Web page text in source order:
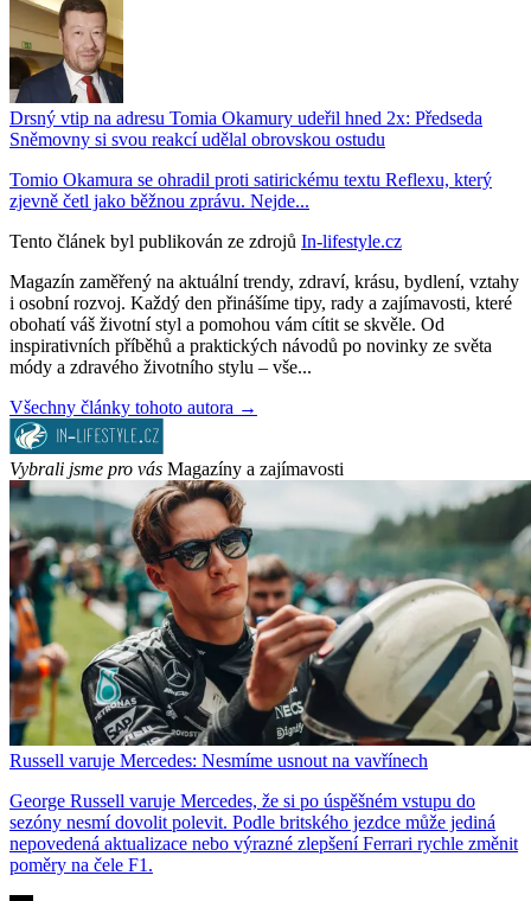
Drsný vtip na adresu Tomia Okamury udeřil hned 2x: Předseda
Sněmovny si svou reakcí udělal obrovskou ostudu
Tomio Okamura se ohradil proti satirickému textu Reflexu, který
zjevně četl jako běžnou zprávu. Nejde...
Tento článek byl publikován ze zdrojů In-lifestyle.cz
Magazín zaměřený na aktuální trendy, zdraví, krásu, bydlení, vztahy
i osobní rozvoj. Každý den přinášíme tipy, rady a zajímavosti, které
obohatí váš životní styl a pomohou vám cítit se skvěle. Od
inspirativních příběhů a praktických návodů po novinky ze světa
módy a zdravého životního stylu – vše...
Všechny články tohoto autora →
Vybrali jsme pro vás Magazíny a zajímavosti
Russell varuje Mercedes: Nesmíme usnout na vavřínech
George Russell varuje Mercedes, že si po úspěšném vstupu do
sezóny nesmí dovolit polevit. Podle britského jezdce může jediná
nepovedená aktualizace nebo výrazné zlepšení Ferrari rychle změnit
poměry na čele F1.